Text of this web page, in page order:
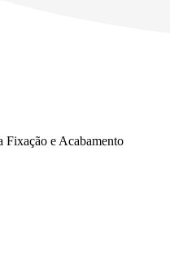
Fixação e Acabamento